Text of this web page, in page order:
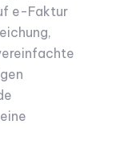
e-Faktur